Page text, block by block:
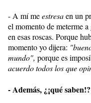
- A mí meestresaen un
el momento de meterme
en esas roscas. Porque
momento yo dijera:
mundo", porque es
acuerdo todos los que
- Además, ¿¡qué